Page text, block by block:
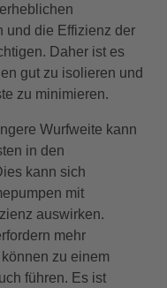
und die Effizienz der
Daher ist es
gut zu isolieren und
zu minimieren.
Wurfweite kann
in den
kann sich
mit
auswirken.
mehr
zu einem
führen. Es ist